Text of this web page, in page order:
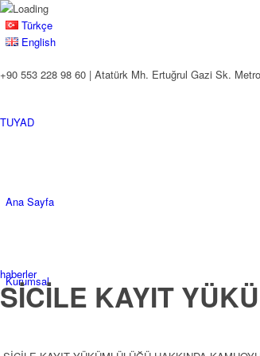
Türkçe
English
+90 553 228 98 60 | Atatürk Mh. Ertuğrul Gazi Sk.
TUYAD
Ana Sayfa
Kurumsal
haberler
SİCİLE KAYIT